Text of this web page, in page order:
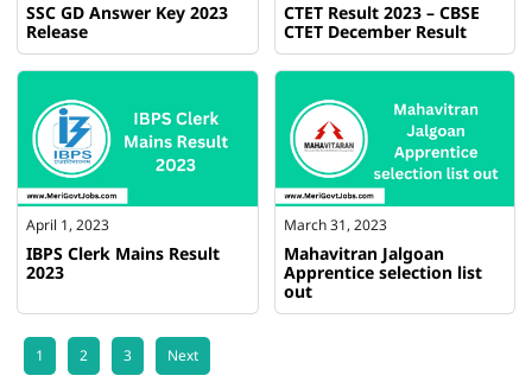
SSC GD Answer Key 2023
Release
CTET Result 2023 – CBSE
CTET December Result
April 1, 2023
IBPS Clerk Mains Result
2023
March 31, 2023
Mahavitran Jalgoan
Apprentice selection list
out
1 2 3 Next